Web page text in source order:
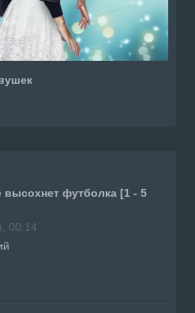
высохнет футболка [1 - 5
00:14